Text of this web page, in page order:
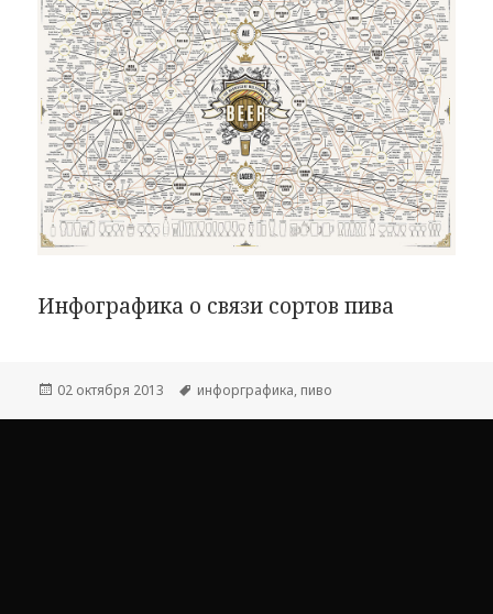
Инфографика о связи сортов пива
Опубликовано
02 октября 2013 Метки
инфорграфика, пиво